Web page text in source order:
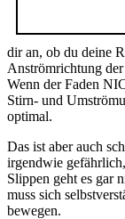
dir an, ob du deine
Anströmrichtung
Wenn der Faden
Stirn- und
optimal.
Das ist aber auch
irgendwie
Slippen geht es gar
muss sich
bewegen.